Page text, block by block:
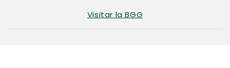
Visitar la BGG